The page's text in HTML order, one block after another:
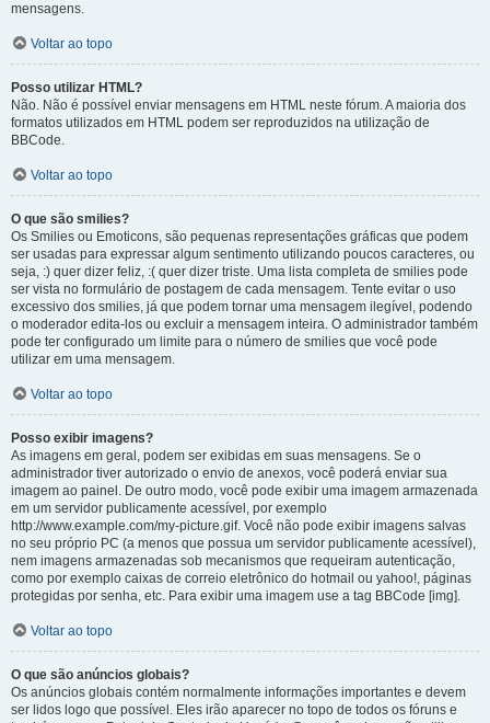
mensagens.
Voltar ao topo
Posso utilizar HTML?
Não. Não é possível enviar mensagens em HTML neste fórum. A maioria dos
formatos utilizados em HTML podem ser reproduzidos na utilização de
BBCode.
Voltar ao topo
O que são smilies?
Os Smilies ou Emoticons, são pequenas representações gráficas que podem
ser usadas para expressar algum sentimento utilizando poucos caracteres, ou
seja, :) quer dizer feliz, :( quer dizer triste. Uma lista completa de smilies pode
ser vista no formulário de postagem de cada mensagem. Tente evitar o uso
excessivo dos smilies, já que podem tornar uma mensagem ilegível, podendo
o moderador edita-los ou excluir a mensagem inteira. O administrador também
pode ter configurado um limite para o número de smilies que você pode
utilizar em uma mensagem.
Voltar ao topo
Posso exibir imagens?
As imagens em geral, podem ser exibidas em suas mensagens. Se o
administrador tiver autorizado o envio de anexos, você poderá enviar sua
imagem ao painel. De outro modo, você pode exibir uma imagem armazenada
em um servidor publicamente acessível, por exemplo
http://www.example.com/my-picture.gif. Você não pode exibir imagens salvas
no seu próprio PC (a menos que possua um servidor publicamente acessível),
nem imagens armazenadas sob mecanismos que requeiram autenticação,
como por exemplo caixas de correio eletrônico do hotmail ou yahoo!, páginas
protegidas por senha, etc. Para exibir uma imagem use a tag BBCode [img].
Voltar ao topo
O que são anúncios globais?
Os anúncios globais contém normalmente informações importantes e devem
ser lidos logo que possível. Eles irão aparecer no topo de todos os fóruns e